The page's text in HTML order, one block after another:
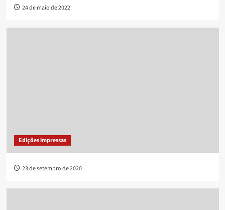
24 de maio de 2022
Edições impressas
23 de setembro de 2020